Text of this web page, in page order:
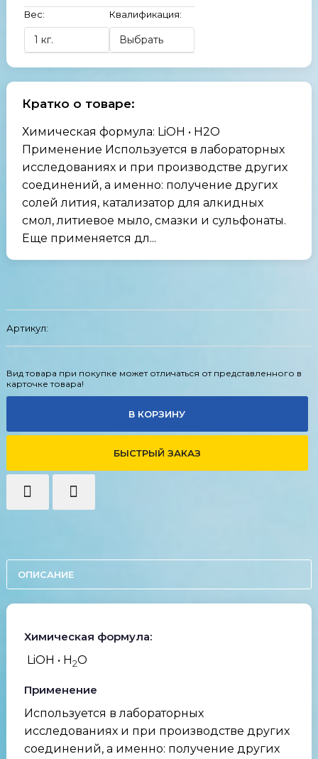
Вес: Квалификация:
Кратко о товаре:
Химическая формула: LiOH • H2O
Применение Используется в лабораторных
исследованиях и при производстве других
соединений, а именно: получение других
солей лития, катализатор для алкидных
смол, литиевое мыло, смазки и сульфонаты.
Еще применяется дл...
Артикул:
Вид товара при покупке может отличаться от представленного в
карточке товара!
В КОРЗИНУ
БЫСТРЫЙ ЗАКАЗ
ОПИСАНИЕ
Химическая формула:
LiOH • H2O
Применение
Используется в лабораторных
исследованиях и при производстве других
соединений, а именно: получение других